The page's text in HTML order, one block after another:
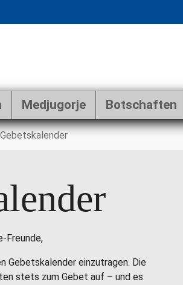
Medjugorje Botschaften
Gebetskalender
Freunde,
Gebetskalender einzutragen. Die
stets zum Gebet auf – und es